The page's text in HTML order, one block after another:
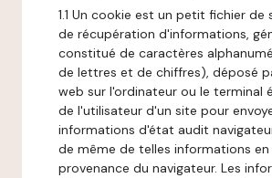
1.1 Un cookie est un petit fichier de
de récupération d'informations,
constitué de caractères
de lettres et de chiffres), déposé
web sur l'ordinateur ou le terminal
de l'utilisateur d'un site pour
informations d'état audit
de même de telles informations
provenance du navigateur. Les